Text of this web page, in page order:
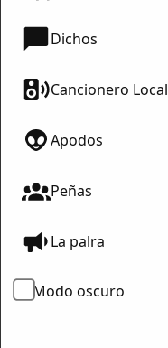
Dichos
Cancionero Local
Apodos
Peñas
La palra
Modo oscuro